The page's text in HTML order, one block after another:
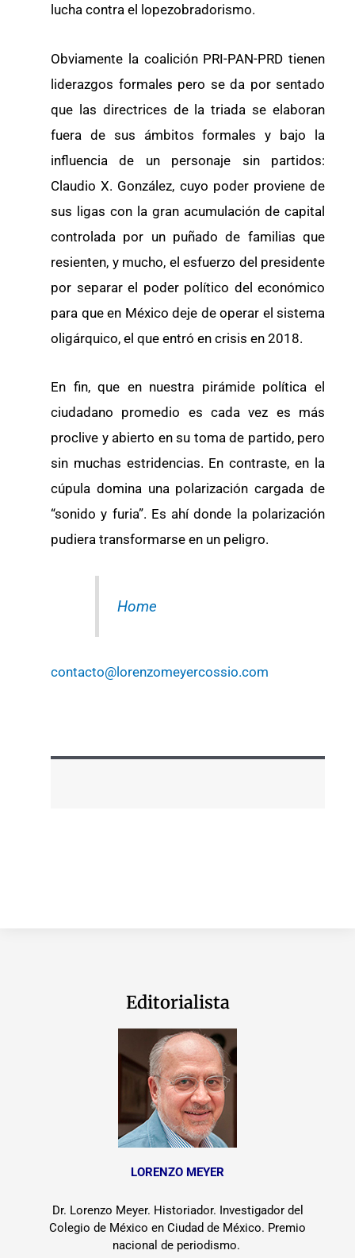
lucha contra el lopezobradorismo.
Obviamente la coalición PRI-PAN-PRD tienen
liderazgos formales pero se da por sentado
que las directrices de la triada se elaboran
fuera de sus ámbitos formales y bajo la
influencia de un personaje sin partidos:
Claudio X. González, cuyo poder proviene de
sus ligas con la gran acumulación de capital
controlada por un puñado de familias que
resienten, y mucho, el esfuerzo del presidente
por separar el poder político del económico
para que en México deje de operar el sistema
oligárquico, el que entró en crisis en 2018.
En fin, que en nuestra pirámide política el
ciudadano promedio es cada vez es más
proclive y abierto en su toma de partido, pero
sin muchas estridencias. En contraste, en la
cúpula domina una polarización cargada de
“sonido y furia”. Es ahí donde la polarización
pudiera transformarse en un peligro.
Home
contacto@lorenzomeyercossio.com
Editorialista
LORENZO MEYER
Dr. Lorenzo Meyer. Historiador. Investigador del
Colegio de México en Ciudad de México. Premio
nacional de periodismo.